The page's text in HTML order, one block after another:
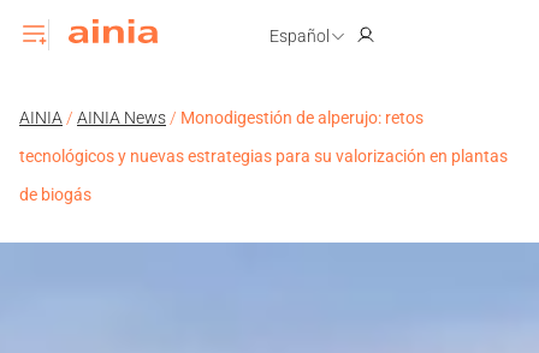
Español
AINIA / AINIA News / Monodigestión de alperujo: retos
tecnológicos y nuevas estrategias para su valorización en plantas
de biogás